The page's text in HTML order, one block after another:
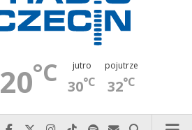
20°C jutro
30°C
pojutrze
32°C